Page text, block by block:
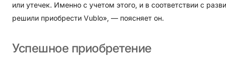
или утечек. Именно с учетом этого, и в соответствии с
решили приобрести Vublo», — поясняет он.
Успешное приобретение